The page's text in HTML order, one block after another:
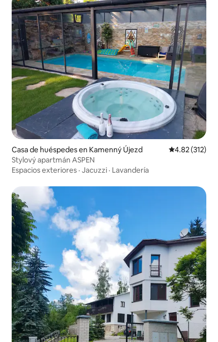
Casa de huéspedes en Kamenný Újezd Calificación
4.82 (312)
Stylový apartmán ASPEN
Espacios exteriores · Jacuzzi · Lavandería